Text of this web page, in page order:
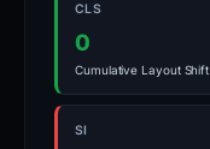
CLS
0
Cumulative Layout Shift
SI